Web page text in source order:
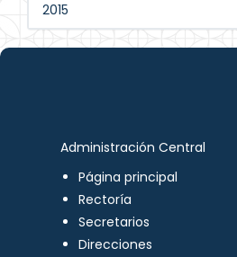
2015
Administración Central
Página principal
Rectoría
Secretarios
Direcciones